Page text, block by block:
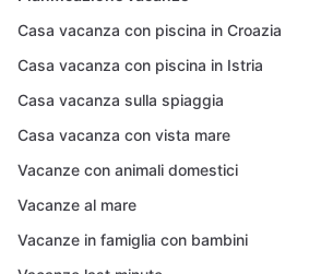
Casa vacanza con piscina in Croazia
Casa vacanza con piscina in Istria
Casa vacanza sulla spiaggia
Casa vacanza con vista mare
Vacanze con animali domestici
Vacanze al mare
Vacanze in famiglia con bambini